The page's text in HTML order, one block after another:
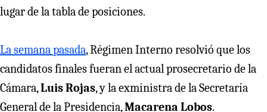
lugar de la tabla de posiciones.
La semana pasada, Régimen Interno resolvió que los
candidatos finales fueran el actual prosecretario de la
Cámara,Luis Rojas, y la exministra de la Secretaría
General de la Presidencia,Macarena Lobos.